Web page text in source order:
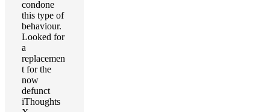
condone
this type of
behaviour.
Looked for
a
replacemen
t for the
now
defunct
iThoughts